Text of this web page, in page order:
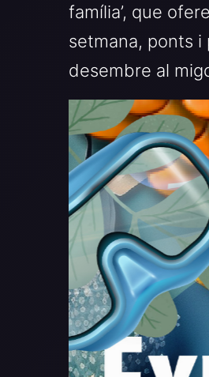
família’, que
setmana, ponts
desembre al